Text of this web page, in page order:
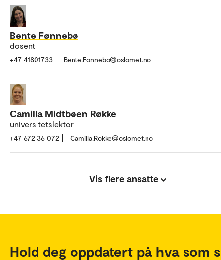
Bente Fønnebø
dosent
+47 41801733 Bente.Fonnebo@oslomet.no
Camilla Midtbøen Røkke
universitetslektor
+47 672 36 072 Camilla.Rokke@oslomet.no
Vis flere ansatte
Hold deg oppdatert på hva som